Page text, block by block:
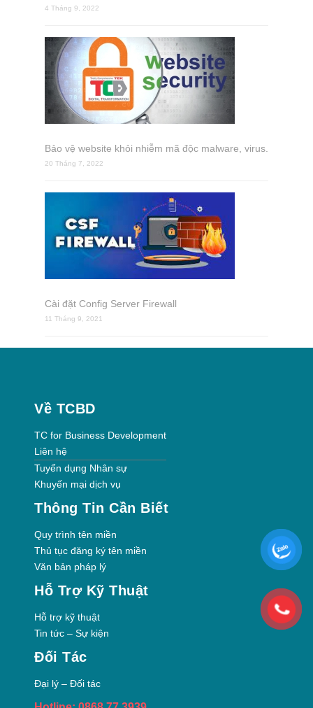
4 Tháng 9, 2022
Bảo vệ website khỏi nhiễm mã độc malware, virus.
20 Tháng 7, 2022
Cài đặt Config Server Firewall
11 Tháng 9, 2021
Về TCBD
TC for Business Development
Liên hệ
Tuyển dụng Nhân sự
Khuyến mại dịch vụ
Thông Tin Cần Biết
Quy trình tên miền
Thủ tục đăng ký tên miền
Văn bản pháp lý
Hỗ Trợ Kỹ Thuật
Hỗ trợ kỹ thuật
Tin tức – Sự kiện
Đối Tác
Đại lý – Đối tác